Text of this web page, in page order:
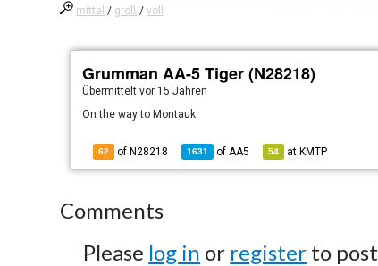
mittel / groß /voll
Grumman AA-5 Tiger (N28218)
Übermitteltvor 15 Jahren
On the way to Montauk.
62 of N28218 1631 ofAA5 54 at KMTP
Comments
Please log in or register to